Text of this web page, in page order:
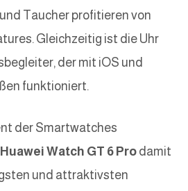
Taucher profitieren von
Gleichzeitig ist die Uhr
der mit iOS und
funktioniert.
der Smartwatches
Huawei Watch GT 6 Pro damit
und attraktivsten